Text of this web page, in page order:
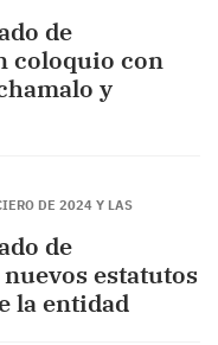
de
coloquio con
y
DE 2024 Y LAS
de
estatutos
la entidad